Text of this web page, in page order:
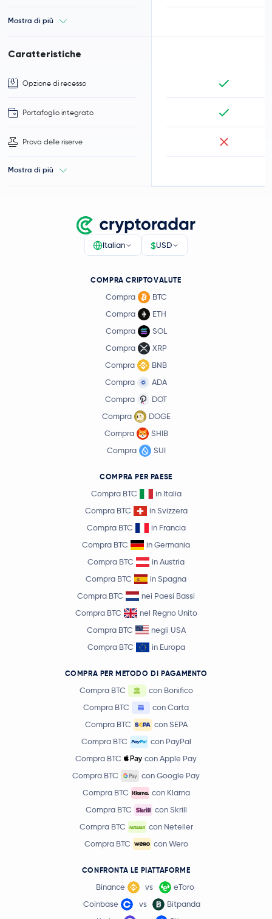
Mostra di più
Caratteristiche
Opzione di recesso
Portafoglio integrato
Prova delle riserve
Mostra di più
Italian $USD
COMPRA CRIPTOVALUTE
Compra
BTC
Compra
ETH
Compra
SOL
Compra
XRP
Compra
BNB
Compra
ADA
Compra
DOT
Compra
DOGE
Compra
SHIB
Compra
SUI
COMPRA PER PAESE
Compra BTC
in Italia
Compra BTC
in Svizzera
Compra BTC
in Francia
Compra BTC
in Germania
Compra BTC
in Austria
Compra BTC
in Spagna
Compra BTC
nei Paesi Bassi
Compra BTC
nel Regno Unito
Compra BTC
negli USA
Compra BTC
in Europa
COMPRA PER METODO DI PAGAMENTO
Compra BTC
con Bonifico
Compra BTC
con Carta
Compra BTC
con SEPA
Compra BTC
con PayPal
Compra BTC
con Apple Pay
Compra BTC
con Google Pay
Compra BTC
con Klarna
Compra BTC
con Skrill
Compra BTC
con Neteller
Compra BTC
con Wero
CONFRONTA LE PIATTAFORME
Binance vs
eToro
Coinbase
vs
Bitpanda